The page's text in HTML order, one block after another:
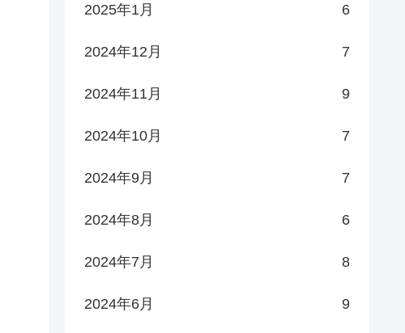
2025年1月 6
2024年12月 7
2024年11月 9
2024年10月 7
2024年9月 7
2024年8月 6
2024年7月 8
2024年6月 9